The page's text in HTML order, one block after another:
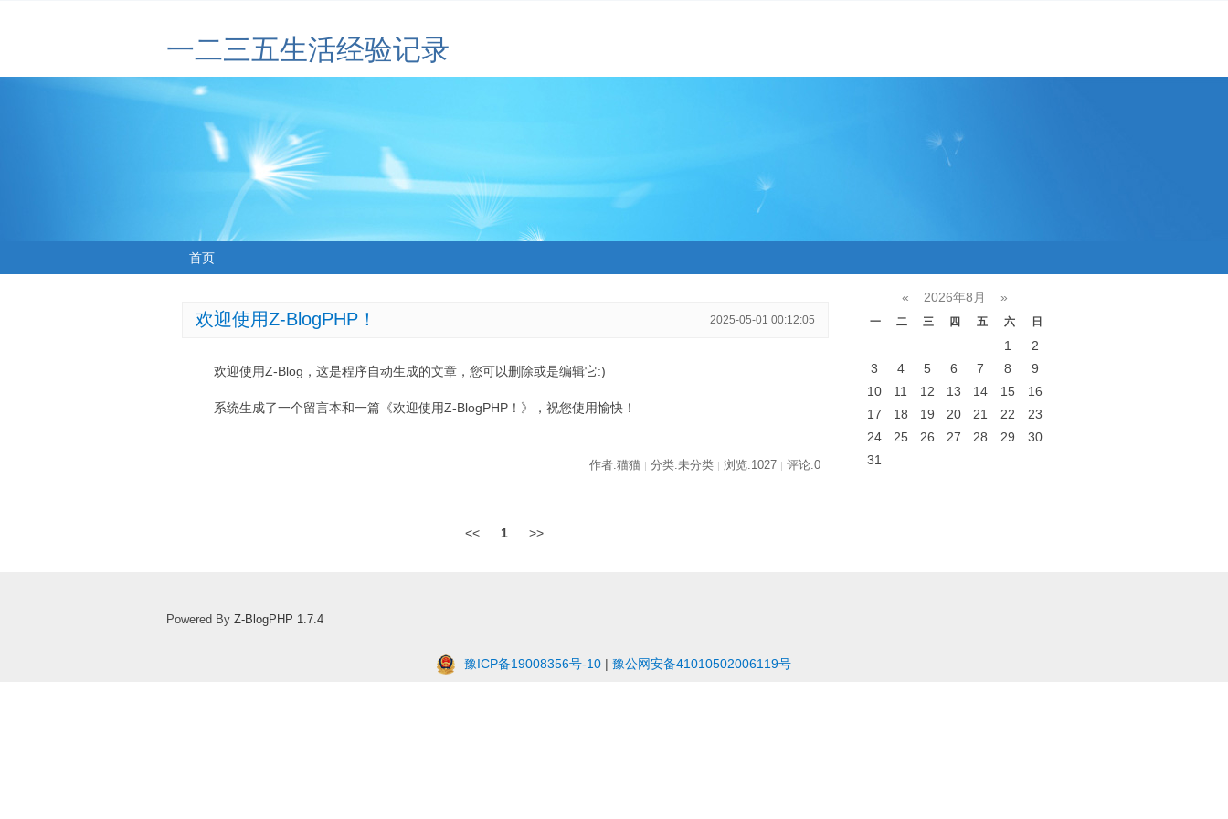
一二三五生活经验记录
首页
欢迎使用Z-BlogPHP！ 2025-05-01 00:12:05
欢迎使用Z-Blog，这是程序自动生成的文章，您可以删除或是编辑它:)
系统生成了一个留言本和一篇《欢迎使用Z-BlogPHP！》，祝您使用愉快！
作者:猫猫 | 分类:未分类 | 浏览:1027 | 评论:0
<< 1 >>
« 2026年8月 »
一 二 三 四 五 六 日
1
2
3
4 5 6 7 8
9
10
11 12 13 14 15
16
17
18 19 20 21 22
23
24
25 26 27 28 29
30
31
Powered By Z-BlogPHP 1.7.4
豫ICP备19008356号-10 | 豫公网安备41010502006119号